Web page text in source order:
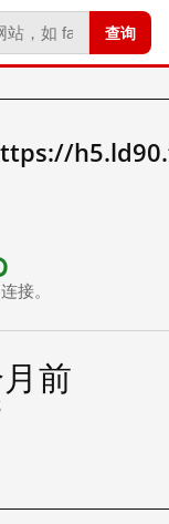
查询
接。
前